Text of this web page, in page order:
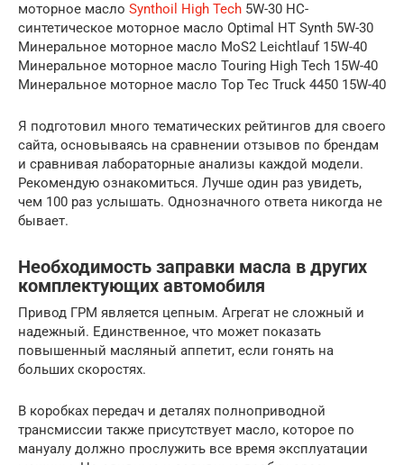
моторное масло Synthoil High Tech 5W-30 НС-
синтетическое моторное масло Optimal HT Synth 5W-30
Минеральное моторное масло MoS2 Leichtlauf 15W-40
Минеральное моторное масло Touring High Tech 15W-40
Минеральное моторное масло Top Tec Truck 4450 15W-40
Я подготовил много тематических рейтингов для своего
сайта, основываясь на сравнении отзывов по брендам
и сравнивая лабораторные анализы каждой модели.
Рекомендую ознакомиться. Лучше один раз увидеть,
чем 100 раз услышать. Однозначного ответа никогда не
бывает.
Необходимость заправки масла в других
комплектующих автомобиля
Привод ГРМ является цепным. Агрегат не сложный и
надежный. Единственное, что может показать
повышенный масляный аппетит, если гонять на
больших скоростях.
В коробках передач и деталях полноприводной
трансмиссии также присутствует масло, которое по
мануалу должно прослужить все время эксплуатации